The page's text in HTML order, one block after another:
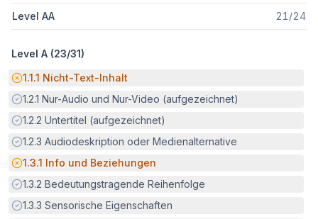
Level AA 21 /24
Level A (23/31)
Potenzielle Barriere:
1.1.1 Nicht-Text-Inhalt
Erfüllt:
1.2.1 Nur-Audio und Nur-Video (aufgezeichnet)
Erfüllt:
1.2.2 Untertitel (aufgezeichnet)
Erfüllt:
1.2.3 Audiodeskription oder Medienalternative
Potenzielle Barriere:
1.3.1 Info und Beziehungen
Erfüllt:
1.3.2 Bedeutungstragende Reihenfolge
Erfüllt:
1.3.3 Sensorische Eigenschaften